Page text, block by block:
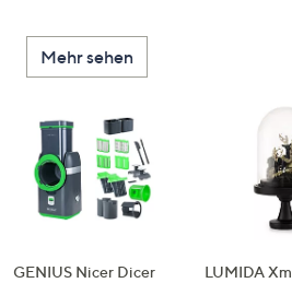
Mehr sehen
GENIUS Nicer Dicer
LUMIDA